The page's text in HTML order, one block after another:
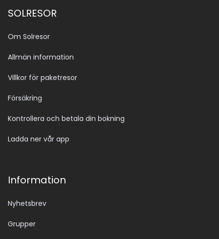
SOLRESOR
Om Solresor
Allmän information
Villkor för paketresor
Försäkring
Kontrollera och betala din bokning
Ladda ner vår app
Information
Nyhetsbrev
Grupper